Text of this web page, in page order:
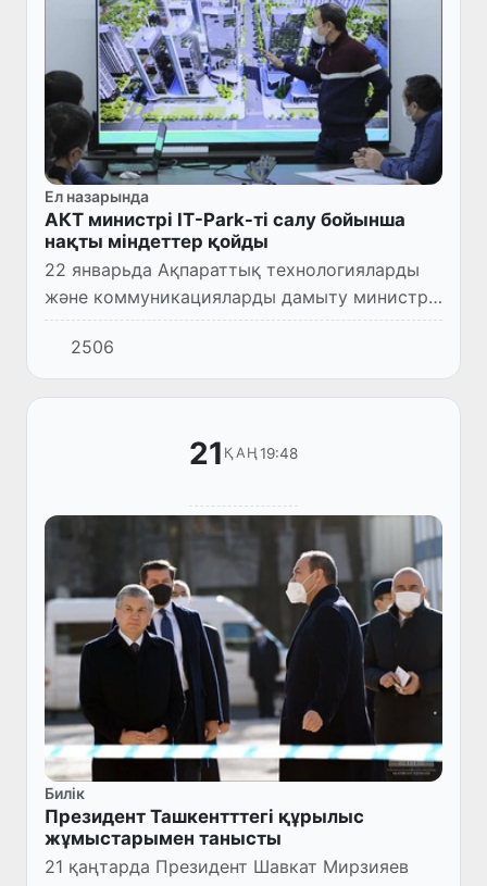
Ел назарында
АКТ министрі ІТ-Park-ті салу бойынша
нақты міндеттер қойды
22 январьда Ақпараттық технологияларды
және коммуникацияларды дамыту министрі
Ш. Шерматов Ташкент қаласындағы
Бағдарламалық қамтамасыз ету және
ақпараттық технологиялар технологиял...
2506
21 ҚАҢ19:48
Билік
Президент Ташкентттегі құрылыс
жұмыстарымен танысты
21 қаңтарда Президент Шавкат Мирзияев